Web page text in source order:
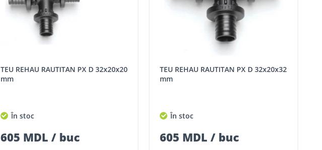
TEU REHAU RAUTITAN PX D 32x20x20
mm
În stoc
605 MDL / buc
TEU REHAU RAUTITAN PX D 32x20x32
mm
În stoc
605 MDL / buc